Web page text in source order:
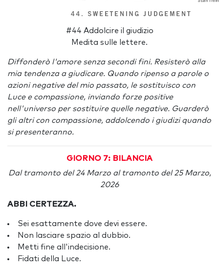
#44 Addolcire il giudizio
Medita sulle lettere.
Diffonderò l'amore senza secondi fini. Resisterò alla
mia tendenza a giudicare. Quando ripenso a parole o
azioni negative del mio passato, le sostituisco con
Luce e compassione, inviando forze positive
nell'universo per sostituire quelle negative. Guarderò
gli altri con compassione, addolcendo i giudizi quando
si presenteranno.
GIORNO 7: BILANCIA
Dal tramonto del 24 Marzo al tramonto del 25 Marzo,
2026
ABBI CERTEZZA.
Sei esattamente dove devi essere.
Non lasciare spazio al dubbio.
Metti fine all'indecisione.
Fidati della Luce.